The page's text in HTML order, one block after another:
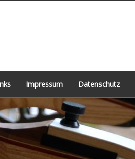
Impressum Datenschutz